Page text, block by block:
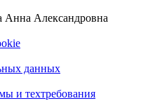
Анна Александровна
данных
и техтребования